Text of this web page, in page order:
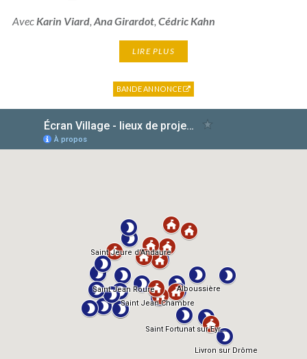
Avec Karin Viard, Ana Girardot, Cédric Kahn
LIRE PLUS
BANDE ANNONCE